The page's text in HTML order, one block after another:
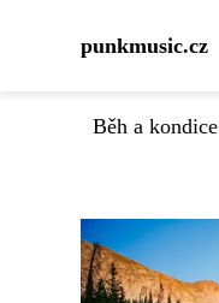
punkmusic.cz
Běh a kondice